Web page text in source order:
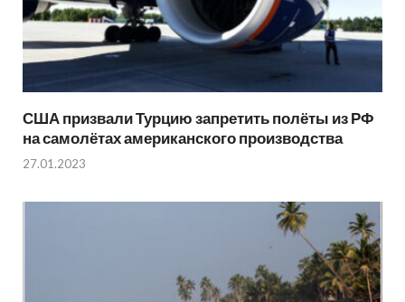
США призвали Турцию запретить полёты из РФ
на самолётах американского производства
27.01.2023